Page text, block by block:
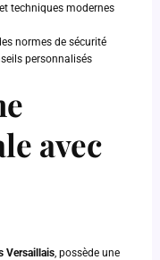
techniques modernes
normes de sécurité
personnalisés
avec
Versaillais , possède une